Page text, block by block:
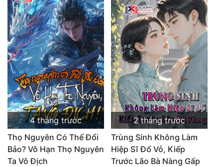
4 tháng trước
Thọ Nguyên Có Thể Đổi
Bảo? Vô Hạn Thọ Nguyên
Ta Vô Địch
2 tháng trước
Trùng Sinh Không Làm
Hiệp Sĩ Đổ Vỏ, Kiếp
Trước Lão Bà Nàng Gấp